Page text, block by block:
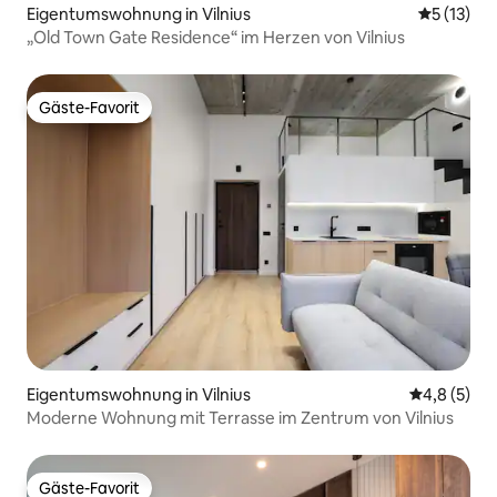
Eigentumswohnung in Vilnius
5 (13)
„Old Town Gate Residence“ im Herzen von Vilnius
Gäste-Favorit
Gäste-Favorit
Eigentumswohnung in Vilnius
4,8 (5)
Moderne Wohnung mit Terrasse im Zentrum von Vilnius
Gäste-Favorit